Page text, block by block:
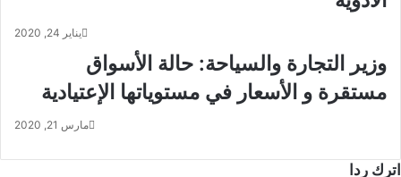
يناير 24, 2020
وزير التجارة والسياحة: حالة الأسواق
مستقرة و الأسعار في مستوياتها الإعتيادية
مارس 21, 2020
اترك ردا